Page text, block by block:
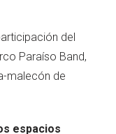
del
Paraíso Band,
malecón de
espacios